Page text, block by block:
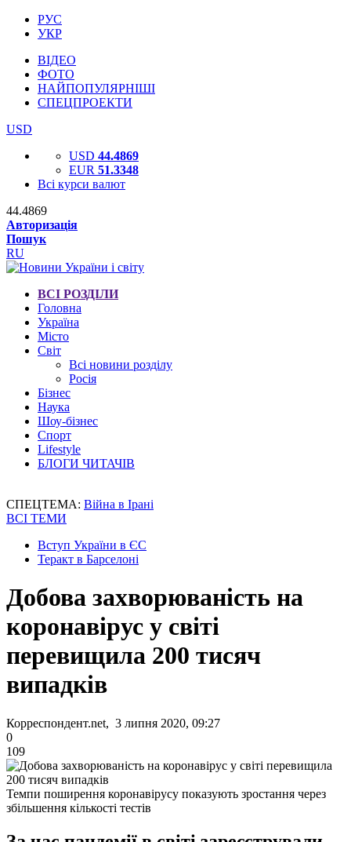
РУС
УКР
ВІДЕО
ФОТО
НАЙПОПУЛЯРНІШІ
СПЕЦПРОЕКТИ
USD
USD 44.4869
EUR 51.3348
Всі курси валют
44.4869
Авторизація
Пошук
RU
ВСІ РОЗДІЛИ
Головна
Україна
Місто
Світ
Всі новини розділу
Росія
Бізнес
Наука
Шоу-бізнес
Спорт
Lifestyle
БЛОГИ ЧИТАЧІВ
СПЕЦТЕМА: Війна в Ірані
ВСІ ТЕМИ
Вступ України в ЄС
Теракт в Барселоні
Добова захворюваність на
коронавірус у світі
перевищила 200 тисяч
випадків
Корреспондент.net, 3 липня 2020, 09:27
0
109
Темпи поширення коронавірусу показують зростання через
збільшення кількості тестів